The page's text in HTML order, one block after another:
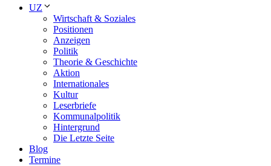
UZ
Wirtschaft & Soziales
Positionen
Anzeigen
Politik
Theorie & Geschichte
Aktion
Internationales
Kultur
Leserbriefe
Kommunalpolitik
Hintergrund
Die Letzte Seite
Blog
Termine